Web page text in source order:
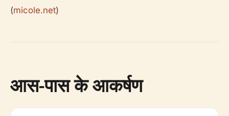
(micole.net)
आस-पास के आकर्षण